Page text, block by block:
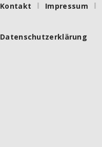
Kontakt Impressum
Datenschutzerklärung